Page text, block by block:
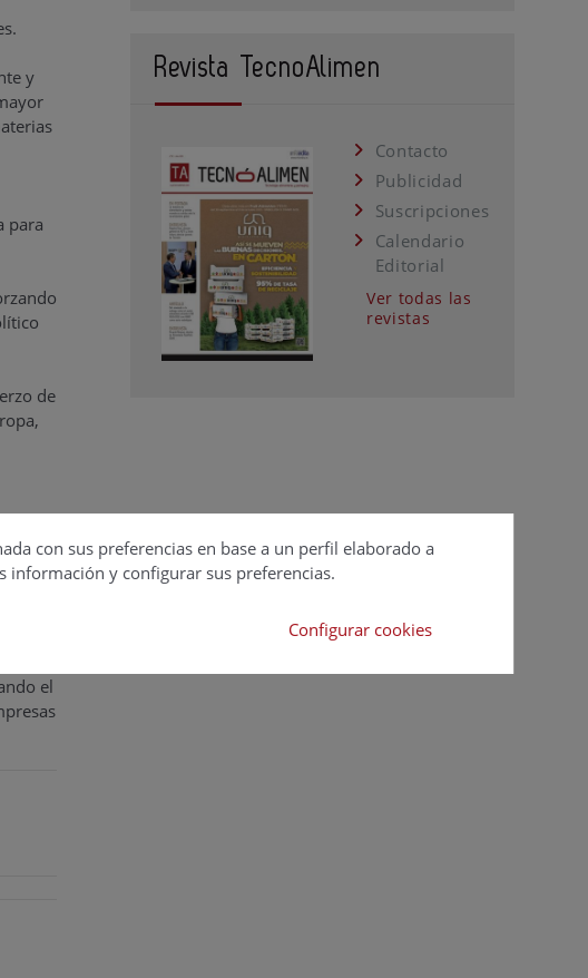
y
para
de
el
Revista TecnoAlimen
Contacto
Publicidad
Suscripciones
Calendario
Editorial
Ver todas las
revistas
con sus preferencias en base a un perfil elaborado a
información y configurar sus preferencias.
Configurar cookies